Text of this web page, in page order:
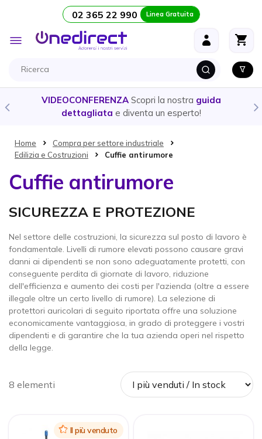
Salta al contenuto 02 365 22 990 Linea Gratuita
Toggle
Nav
VIDEOCONFERENZA Scopri la nostra guida
dettagliata e diventa un esperto!
Home
Compra per settore industriale
Edilizia e Costruzioni
Cuffie antirumore
Cuffie antirumore
SICUREZZA E PROTEZIONE
Nel settore delle costruzioni, la sicurezza sul posto di lavoro è
fondamentale. Livelli di rumore elevati possono causare gravi
danni ai dipendenti se non sono adeguatamente protetti, con
conseguente perdita di giornate di lavoro, riduzione
dell'efficienza e aumento dei costi per l'azienda (oltre a essere
illegale oltre un certo livello di rumore). La selezione di
protettori auricolari di seguito riportata offre una soluzione
economicamente vantaggiosa, in grado di proteggere i vostri
dipendenti e di garantire che la tua azienda operi nel rispetto
della legge.
8 elementi
IconIl più venduto